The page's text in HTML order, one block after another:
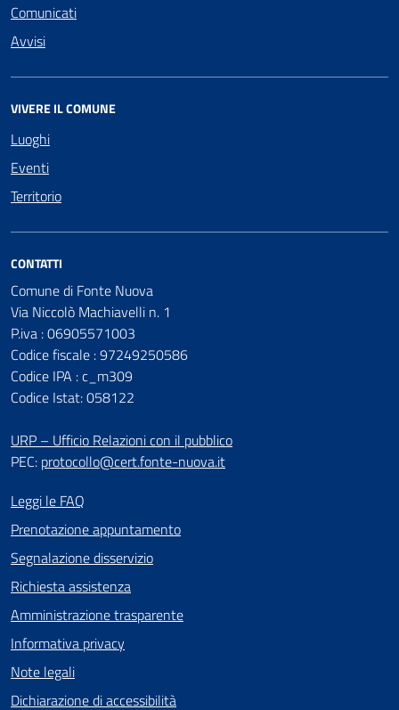
Comunicati
Avvisi
VIVERE IL COMUNE
Luoghi
Eventi
Territorio
CONTATTI
Comune di Fonte Nuova
Via Niccolò Machiavelli n. 1
P.iva : 06905571003
Codice fiscale : 97249250586
Codice IPA : c_m309
Codice Istat: 058122
URP – Ufficio Relazioni con il pubblico
PEC: protocollo@cert.fonte-nuova.it
Leggi le FAQ
Prenotazione appuntamento
Segnalazione disservizio
Richiesta assistenza
Amministrazione trasparente
Informativa privacy
Note legali
Dichiarazione di accessibilità